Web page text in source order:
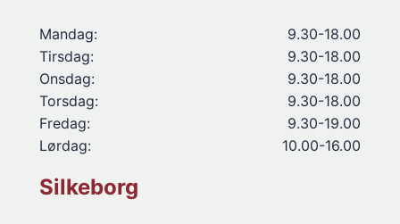
Mandag:
9.30-18.00
Tirsdag:
9.30-18.00
Onsdag:
9.30-18.00
Torsdag:
9.30-18.00
Fredag:
9.30-19.00
Lørdag:
10.00-16.00
Silkeborg